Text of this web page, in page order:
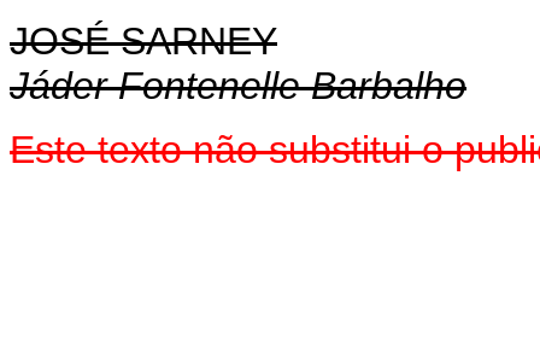
JOSÉ SARNEY
Jáder Fontenelle Barbalho
Este texto não substitui o